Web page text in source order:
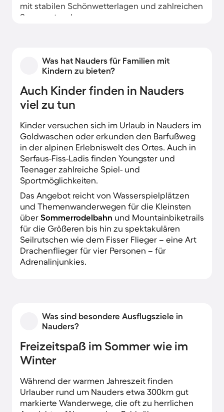
mit stabilen Schönwetterlagen und zahlreichen
Sonnenstunden.
Was hat Nauders für Familien mit
Kindern zu bieten?
Auch Kinder finden in Nauders
viel zu tun
Kinder versuchen sich im Urlaub in Nauders im
Goldwaschen oder erkunden den Barfußweg
in der alpinen Erlebniswelt des Ortes. Auch in
Serfaus-Fiss-Ladis finden Youngster und
Teenager zahlreiche Spiel- und
Sportmöglichkeiten.
Das Angebot reicht von Wasserspielplätzen
und Themenwanderwegen für die Kleinsten
über Sommerrodelbahn und Mountainbiketrails
für die Größeren bis hin zu spektakulären
Seilrutschen wie dem Fisser Flieger – eine Art
Drachenflieger für vier Personen – für
Adrenalinjunkies.
Was sind besondere Ausflugsziele in
Nauders?
Freizeitspaß im Sommer wie im
Winter
Während der warmen Jahreszeit finden
Urlauber rund um Nauders etwa 300km gut
markierte Wanderwege, die oft zu herrlichen